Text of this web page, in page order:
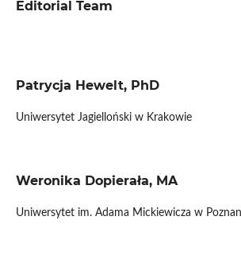
Editorial Team
Patrycja Hewelt, PhD
Uniwersytet Jagielloński w Krakowie
Weronika Dopierała, MA
Uniwersytet im. Adama Mickiewicza w